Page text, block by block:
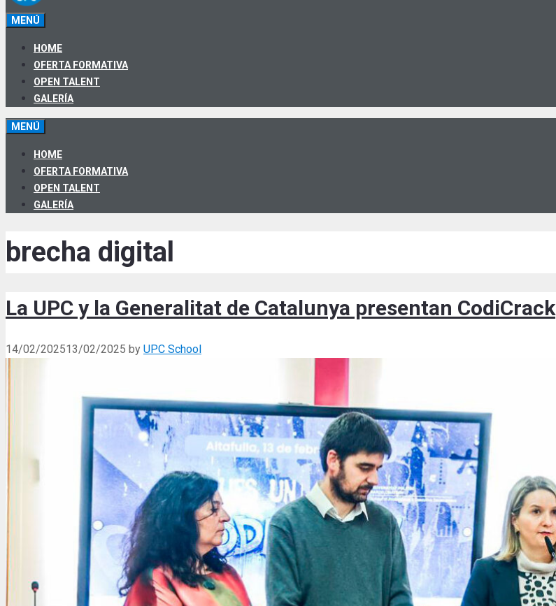
MENÚ
HOME
OFERTA FORMATIVA
OPEN TALENT
GALERÍA
MENÚ
HOME
OFERTA FORMATIVA
OPEN TALENT
GALERÍA
brecha digital
La UPC y la Generalitat de Catalunya presentan CodiCrack
14/02/202513/02/2025 by UPC School